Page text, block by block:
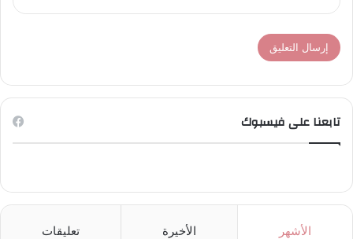
تابعنا على فيسبوك
الأشهر الأخيرة تعليقات